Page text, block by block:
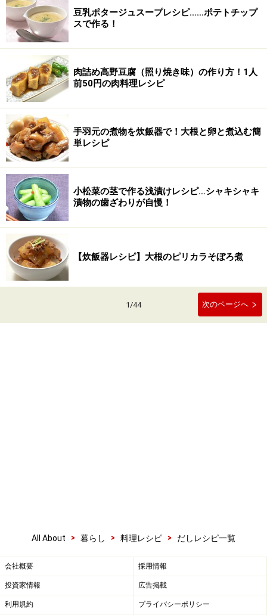
豆乳ポタージュスープレシピ……ポテトチップ
スで作る！
肉詰め高野豆腐（照り焼き味）の作り方！1人
前50円の肉料理レシピ
手羽元の煮物を炊飯器で！大根と卵と煮込む簡
単レシピ
小松菜の茎で作る浅漬けレシピ…シャキシャキ
漬物の歯ざわりが自慢！
【炊飯器レシピ】大根のピリカラそぼろ煮
1/44 次のページへ
All About > 暮らし > 料理レシピ > だしレシピ一覧
会社概要 採用情報
投資家情報 広告掲載
利用規約 プライバシーポリシー